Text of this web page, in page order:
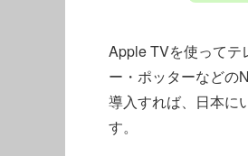
Apple TVを使ってテ
ー・ポッターなどの
導入すれば、日本に
す。